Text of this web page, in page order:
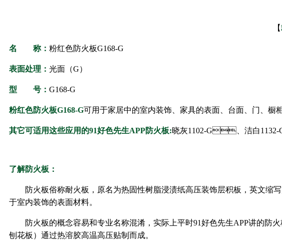
【
名 称： 粉红色防火板G168-G
表面处理： 光面（G）
型 号： G168-G
粉红色防火板G168-G可用于家居中的室内装饰、家具的表面、台面、门、橱柜
其它可适用这些应用的91好色先生APP防火板:晓灰1102-G、洁白1132-
了解防火板：
防火板俗称耐火板，原名为热固性树脂浸渍纸高压装饰层积板，英文
于室内装饰的表面材料。
防火板的概念容易和专业名称混淆，实际上平时91好色先生APP讲的
刨花板）通过热溶胶高温高压贴制而成。